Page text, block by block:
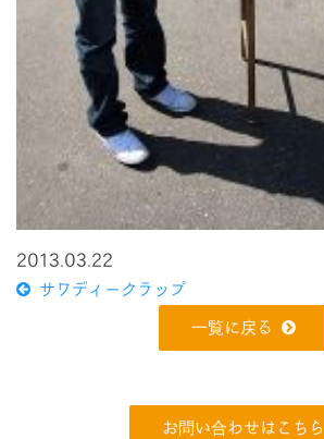
2013.03.22
サワディークラップ
一覧に戻る
お問い合わせはこちら